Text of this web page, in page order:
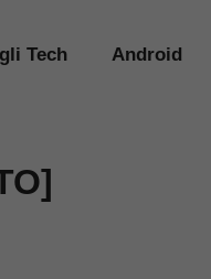
Tech Android